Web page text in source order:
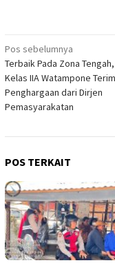
Navigasi
pos
Pos sebelumnya
Terbaik Pada Zona
Kelas IIA Watampone
Penghargaan dari Dirjen
Pemasyarakatan
POS TERKAIT